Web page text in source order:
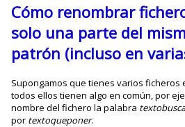
Cómo renombrar
solo una parte del
patrón (incluso en
Supongamos que tienes varios ficheros
todos ellos tienen algo en común, por
nombre del fichero la palabra
por textoqueponer.